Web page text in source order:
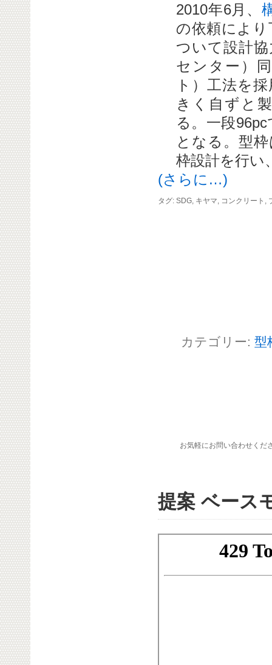
2010年6月、
の依頼によ
ついて設計
センター）
ト）工法を
きく自ずと
る。一段
となる。型
枠設計を行い
(さらに…)
タグ: SDG, キヤマ, コンクリート ,
カテゴリー: 型
お気軽にお問い合わせくだ
提案 ベース